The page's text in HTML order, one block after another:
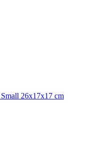
26x17x17 cm